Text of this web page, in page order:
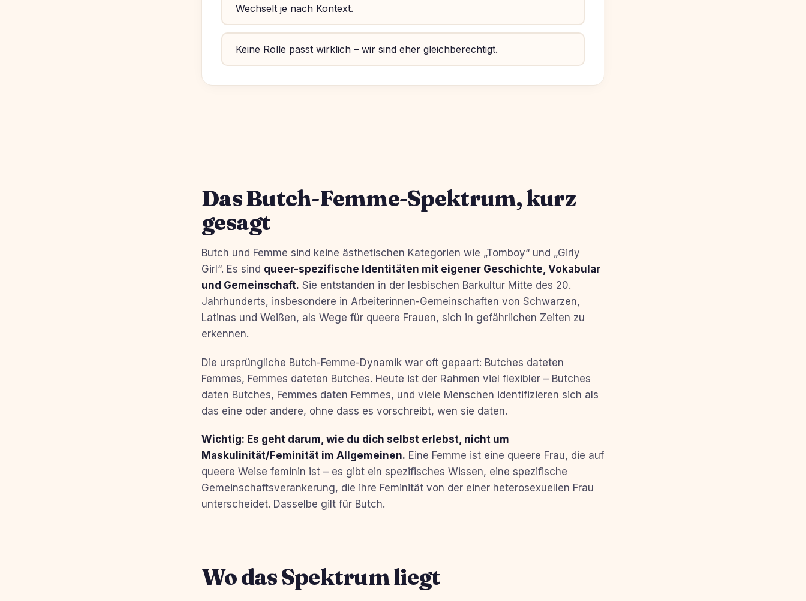
Wechselt je nach Kontext.
Keine Rolle passt wirklich – wir sind eher gleichberechtigt.
Das Butch-Femme-Spektrum, kurz
gesagt
Butch und Femme sind keine ästhetischen Kategorien wie „Tomboy“ und „Girly
Girl“. Es sind queer-spezifische Identitäten mit eigener Geschichte, Vokabular
und Gemeinschaft. Sie entstanden in der lesbischen Barkultur Mitte des 20.
Jahrhunderts, insbesondere in Arbeiterinnen-Gemeinschaften von Schwarzen,
Latinas und Weißen, als Wege für queere Frauen, sich in gefährlichen Zeiten zu
erkennen.
Die ursprüngliche Butch-Femme-Dynamik war oft gepaart: Butches dateten
Femmes, Femmes dateten Butches. Heute ist der Rahmen viel flexibler – Butches
daten Butches, Femmes daten Femmes, und viele Menschen identifizieren sich als
das eine oder andere, ohne dass es vorschreibt, wen sie daten.
Wichtig: Es geht darum, wie du dich selbst erlebst, nicht um
Maskulinität/Feminität im Allgemeinen. Eine Femme ist eine queere Frau, die auf
queere Weise feminin ist – es gibt ein spezifisches Wissen, eine spezifische
Gemeinschaftsverankerung, die ihre Feminität von der einer heterosexuellen Frau
unterscheidet. Dasselbe gilt für Butch.
Wo das Spektrum liegt